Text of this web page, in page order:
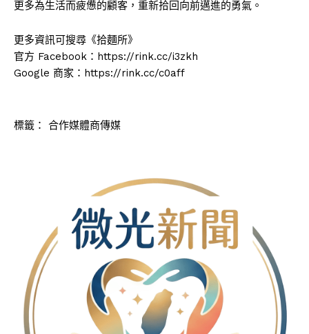
更多為生活而疲憊的顧客，重新拾回向前邁進的勇氣。
更多資訊可搜尋《拾麵所》
官方 Facebook：https://rink.cc/i3zkh
Google 商家：https://rink.cc/c0aff
標籤： 合作媒體商傳媒